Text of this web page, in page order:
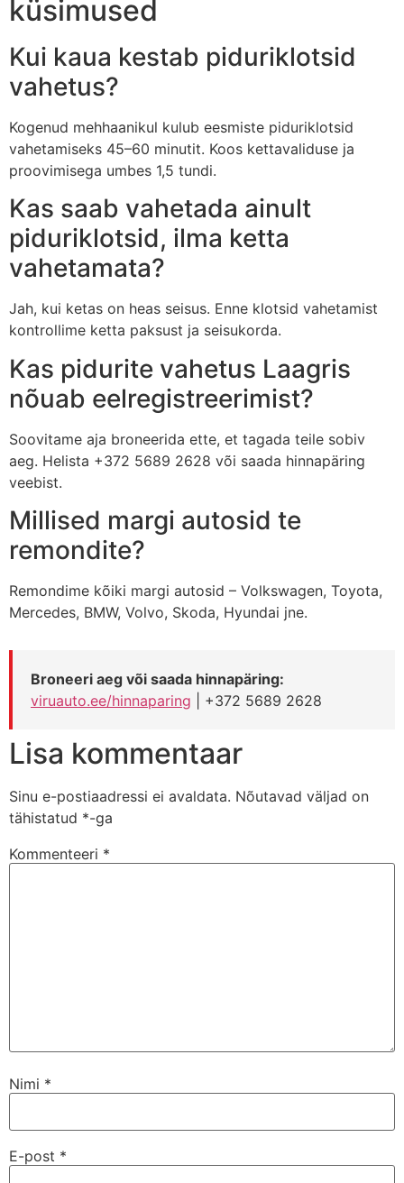
küsimused
Kui kaua kestab piduriklotsid
vahetus?
Kogenud mehhaanikul kulub eesmiste piduriklotsid
vahetamiseks 45–60 minutit. Koos kettavaliduse ja
proovimisega umbes 1,5 tundi.
Kas saab vahetada ainult
piduriklotsid, ilma ketta
vahetamata?
Jah, kui ketas on heas seisus. Enne klotsid vahetamist
kontrollime ketta paksust ja seisukorda.
Kas pidurite vahetus Laagris
nõuab eelregistreerimist?
Soovitame aja broneerida ette, et tagada teile sobiv
aeg. Helista +372 5689 2628 või saada hinnapäring
veebist.
Millised margi autosid te
remondite?
Remondime kõiki margi autosid – Volkswagen, Toyota,
Mercedes, BMW, Volvo, Skoda, Hyundai jne.
Broneeri aeg või saada hinnapäring:
viruauto.ee/hinnaparing | +372 5689 2628
Lisa kommentaar
Sinu e-postiaadressi ei avaldata. Nõutavad väljad on
tähistatud *-ga
Kommenteeri *
Nimi *
E-post *